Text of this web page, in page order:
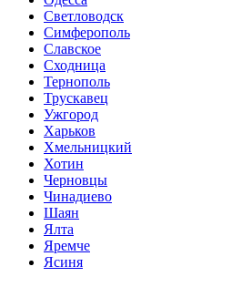
Светловодск
Симферополь
Славское
Сходница
Тернополь
Трускавец
Ужгород
Харьков
Хмельницкий
Хотин
Черновцы
Чинадиево
Шаян
Ялта
Яремче
Ясиня